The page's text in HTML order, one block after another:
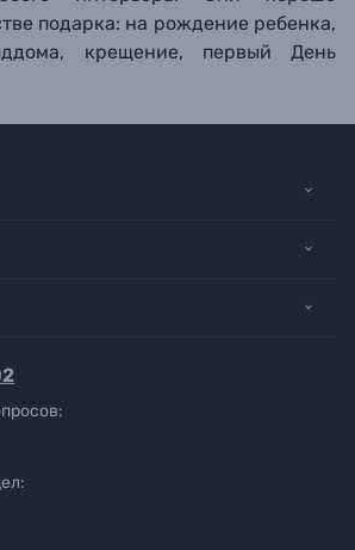
подарка: на рождение ребенка,
крещение, первый День